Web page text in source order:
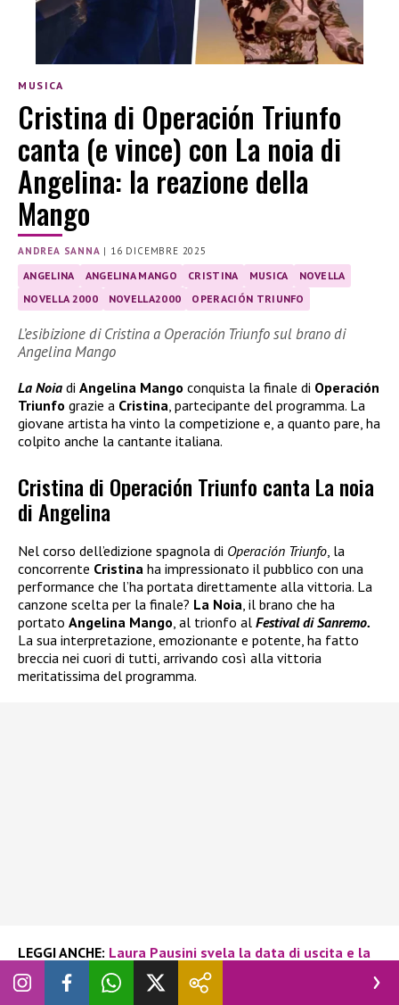
MUSICA
Cristina di Operación Triunfo
canta (e vince) con La noia di
Angelina: la reazione della
Mango
ANDREA SANNA | 16 DICEMBRE 2025
ANGELINA ANGELINA MANGO CRISTINA MUSICA
NOVELLA
NOVELLA 2000
NOVELLA2000 OPERACIÓN TRIUNFO
L’esibizione di Cristina a Operación Triunfo sul brano di
Angelina Mango
La Noia di Angelina Mango conquista la finale di Operación
Triunfo grazie a Cristina, partecipante del programma. La
giovane artista ha vinto la competizione e, a quanto pare, ha
colpito anche la cantante italiana.
Cristina di Operación Triunfo canta La noia
di Angelina
Nel corso dell’edizione spagnola di Operación Triunfo , la
concorrente Cristina ha impressionato il pubblico con una
performance che l’ha portata direttamente alla vittoria. La
canzone scelta per la finale? La Noia , il brano che ha
portato Angelina Mango , al trionfo al Festival di Sanremo.
La sua interpretazione, emozionante e potente, ha fatto
breccia nei cuori di tutti, arrivando così alla vittoria
meritatissima del programma.
LEGGI ANCHE: Laura Pausini svela la data di uscita e la
tracklist di Io Canto 2